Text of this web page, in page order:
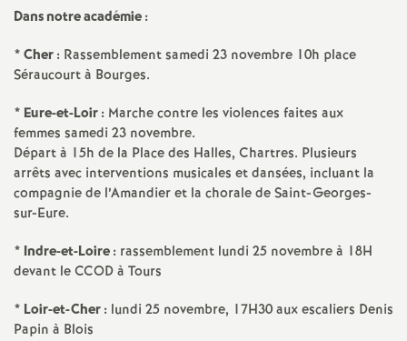
n
t
s
d
e
S
Dans notre académie :
* Cher : Rassemblement samedi 23 novembre 10h place
Séraucourt à Bourges.
* Eure-et-Loir : Marche contre les violences faites aux
femmes samedi 23 novembre.
Départ à 15h de la Place des Halles, Chartres. Plusieurs
arrêts avec interventions musicales et dansées, incluant la
compagnie de l’Amandier et la chorale de Saint-Georges-
sur-Eure.
* Indre-et-Loire : rassemblement lundi 25 novembre à 18H
devant le CCOD à Tours
* Loir-et-Cher : lundi 25 novembre, 17H30 aux escaliers Denis
Papin à Blois